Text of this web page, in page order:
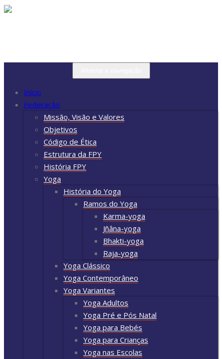
Skip
Início
Federação
Missão, Visão e Valores
Objetivos
Código de Ética
Estrutura da FPY
História FPY
Yoga
História do Yoga
Ramos do Yoga
Karma-yoga
Jñâna-yoga
Bhakti-yoga
Raja-yoga
Yoga Clássico
Yoga Contemporâneo
Yoga Variantes
Yoga Adultos
Yoga Pré e Pós Natal
Yoga para Bebés
Yoga para Crianças
Yoga nas Escolas